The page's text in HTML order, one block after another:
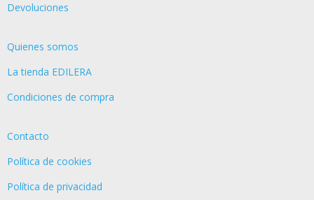
Devoluciones
Quienes somos
La tienda EDILERA
Condiciones de compra
Contacto
Política de cookies
Política de privacidad